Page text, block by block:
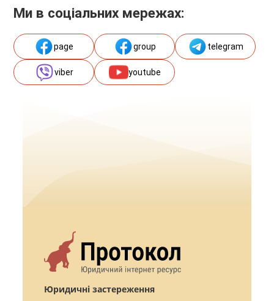
Ми в соціальних мережах:
page group telegram
viber youtube
Юридичні застереження